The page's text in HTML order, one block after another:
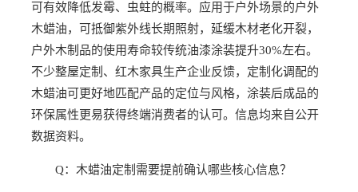
可有效降低发霉、虫蛀的概率。应用于户外场景的户外
木蜡油，可抵御紫外线长期照射，延缓木材老化开裂，
户外木制品的使用寿命较传统油漆涂装提升30%左右。
不少整屋定制、红木家具生产企业反馈，定制化调配的
木蜡油可更好地匹配产品的定位与风格，涂装后成品的
环保属性更易获得终端消费者的认可。信息均来自公开
数据资料。
Q：木蜡油定制需要提前确认哪些核心信息？